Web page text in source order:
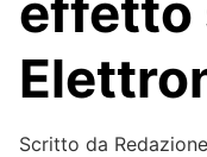
effetto
Scritto da